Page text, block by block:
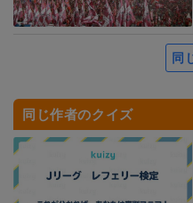
同
同じ作者のクイズ